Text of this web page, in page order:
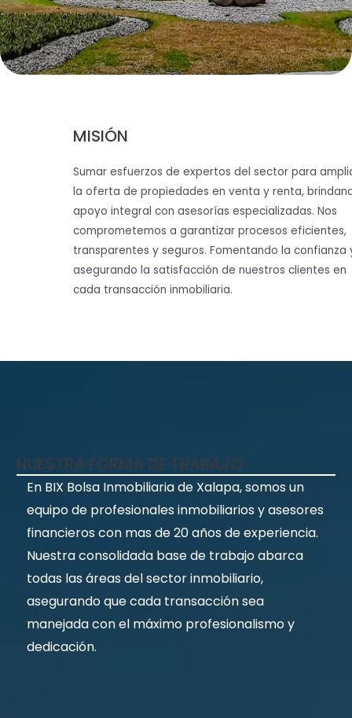
MISIÓN
Sumar esfuerzos de expertos del sector para
la oferta de propiedades en venta y renta,
apoyo integral con asesorías especializadas. Nos
comprometemos a garantizar procesos eficientes,
transparentes y seguros. Fomentando la confianza
asegurando la satisfacción de nuestros clientes en
cada transacción inmobiliaria.
NUESTRA FORMA DE TRABAJO
En BIX Bolsa Inmobiliaria de Xalapa, somos un
equipo de profesionales inmobiliarios y asesores
financieros con mas de 20 años de experiencia.
Nuestra consolidada base de trabajo abarca
todas las áreas del sector inmobiliario,
asegurando que cada transacción sea
manejada con el máximo profesionalismo y
dedicación.